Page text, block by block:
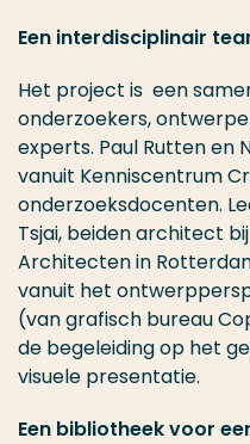
Een interdisciplinair
Het project is een
onderzoekers,
experts. Paul Rutten en
vanuit Kenniscentrum
onderzoeksdocenten.
Tsjai, beiden architect
Architecten in
vanuit het
(van grafisch bureau
de begeleiding op het
visuele presentatie.
Een bibliotheek voor